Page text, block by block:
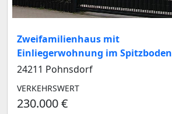
Zweifamilienhaus mit
Einliegerwohnung im Spitzboden
24211 Pohnsdorf
VERKEHRSWERT
230.000 €